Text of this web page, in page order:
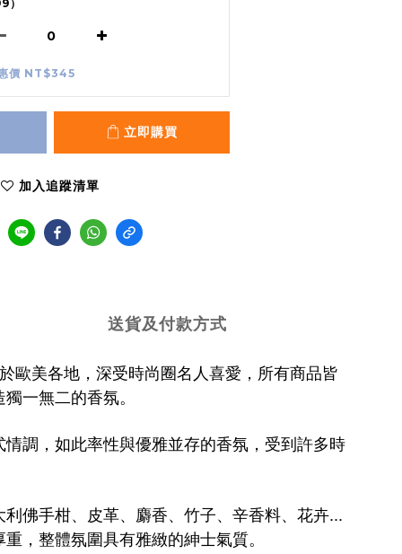
）
價 NT$345
立即購買
加入追蹤清單
送貨及付款方式
歐美各地，深受時尚圈名人喜愛， 所有商品皆
一無二的香氛。
情調 ， 如此率性與優雅並存的香氛，受到許多時
利佛手柑、皮革、麝香、竹子、辛香料、花卉...
，整體氛圍具有雅緻的紳士氣質。